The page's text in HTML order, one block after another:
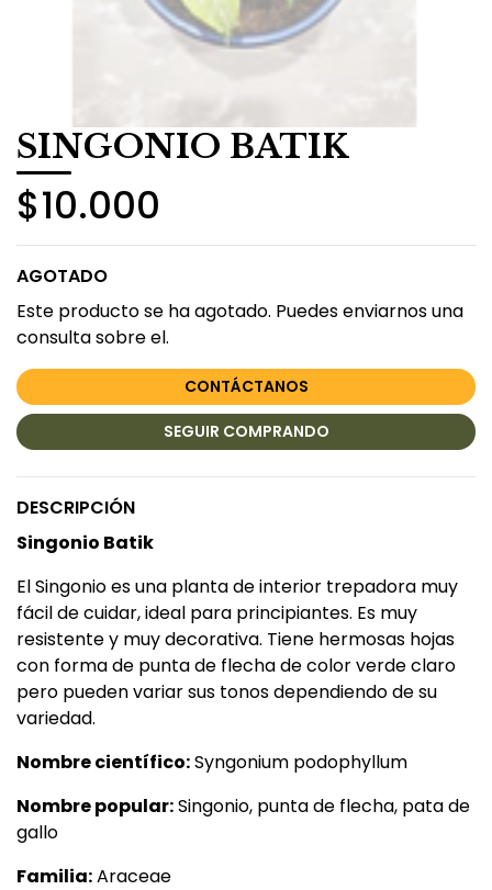
SINGONIO BATIK
$10.000
AGOTADO
Este producto se ha agotado. Puedes enviarnos una
consulta sobre el.
CONTÁCTANOS
SEGUIR COMPRANDO
DESCRIPCIÓN
Singonio Batik
El Singonio es una planta de interior trepadora muy
fácil de cuidar, ideal para principiantes. Es muy
resistente y muy decorativa. Tiene hermosas hojas
con forma de punta de flecha de color verde claro
pero pueden variar sus tonos dependiendo de su
variedad.
Nombre científico:Syngonium podophyllum
Nombre popular:Singonio, punta de flecha, pata de
gallo
Familia:Araceae